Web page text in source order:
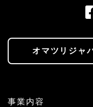
オマツリジャ
事業内容